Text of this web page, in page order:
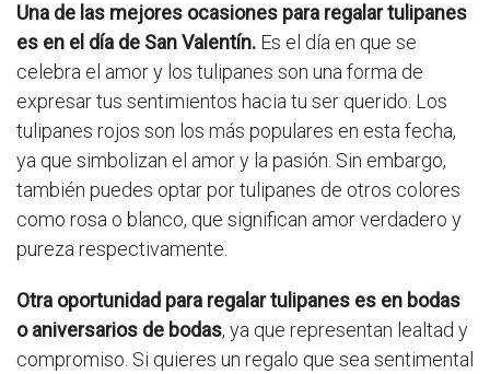
Una de las mejores ocasiones para regalar tulipanes
es en el día de San Valentín. Es el día en que se
celebra el amor y los tulipanes son una forma de
expresar tus sentimientos hacia tu ser querido. Los
tulipanes rojos son los más populares en esta fecha,
ya que simbolizan el amor y la pasión. Sin embargo,
también puedes optar por tulipanes de otros colores
como rosa o blanco, que significan amor verdadero y
pureza respectivamente.
Otra oportunidad para regalar tulipanes es en bodas
o aniversarios de bodas, ya que representan lealtad y
compromiso. Si quieres un regalo que sea sentimental